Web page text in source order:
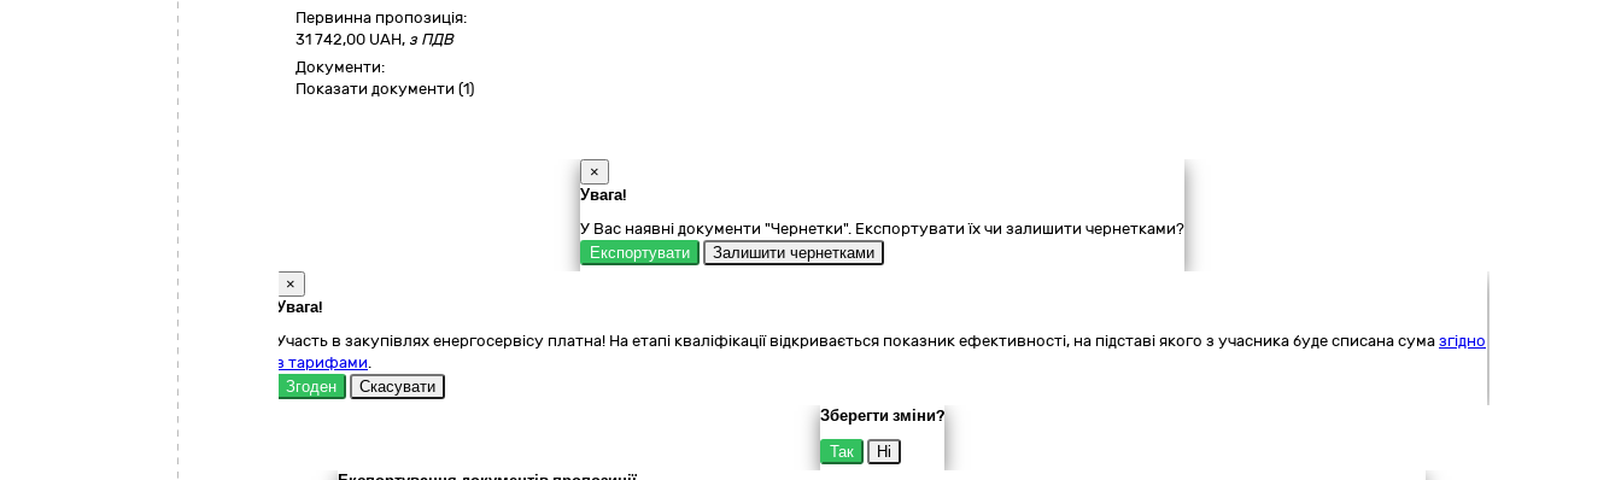
Первинна пропозиція:
31 742,00 UAH, з ПДВ
Документи:
Показати документи (1)
×
Увага!
У Вас наявні документи "Чернетки". Експортувати їх чи залишити чернетками?
Експортувати
Залишити чернетками
×
Увага!
Участь в закупівлях енергосервісу платна! На етапі кваліфікації відкривається показник ефективності, на підставі якого з учасника буде списана сума згідно
з тарифами.
Згоден
Скасувати
Зберегти зміни?
Так
Ні